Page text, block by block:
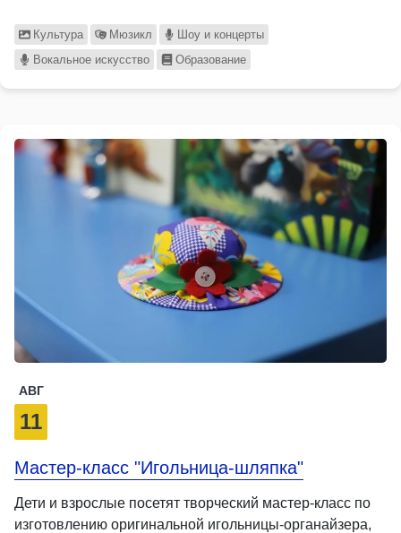
Культура Мюзикл
Шоу и концерты
Вокальное искусство
Образование
АВГ
11
Мастер-класс "Игольница-шляпка"
Дети и взрослые посетят творческий мастер-класс по
изготовлению оригинальной игольницы-органайзера,